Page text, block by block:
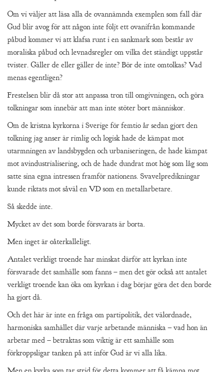
Om vi väljer att läsa alla de ovannämnda exemplen som fall där
Gud blir avog för att någon inte följt ett ovanifrån kommande
påbud kommer vi att klafsa runt i en sankmark som består av
moraliska påbud och levnadsregler om vilka det ständigt uppstår
tvister. Gäller de eller gäller de inte? Bör de inte omtolkas? Vad
menas egentligen?
Frestelsen blir då stor att anpassa tron till omgivningen, och göra
tolkningar som innebär att man inte stöter bort människor.
Om de kristna kyrkorna i Sverige för femtio år sedan gjort den
tolkning jag anser är rimlig och logisk hade de kämpat mot
utarmningen av landsbygden och urbaniseringen, de hade kämpat
mot avindustrialisering, och de hade dundrat mot hög som låg som
satte sina egna intressen framför nationens. Svavelpredikningar
kunde riktats mot såväl en VD som en metallarbetare.
Så skedde inte.
Mycket av det som borde försvarats är borta.
Men inget är oåterkalleligt.
Antalet verkligt troende har minskat därför att kyrkan inte
försvarade det samhälle som fanns – men det gör också att antalet
verkligt troende kan öka om kyrkan i dag börjar göra det den borde
ha gjort då.
Och det här är inte en fråga om partipolitik, det välordnade,
harmoniska samhället där varje arbetande människa – vad hon än
arbetar med – betraktas som viktig är ett samhälle som
förkroppsligar tanken på att inför Gud är vi alla lika.